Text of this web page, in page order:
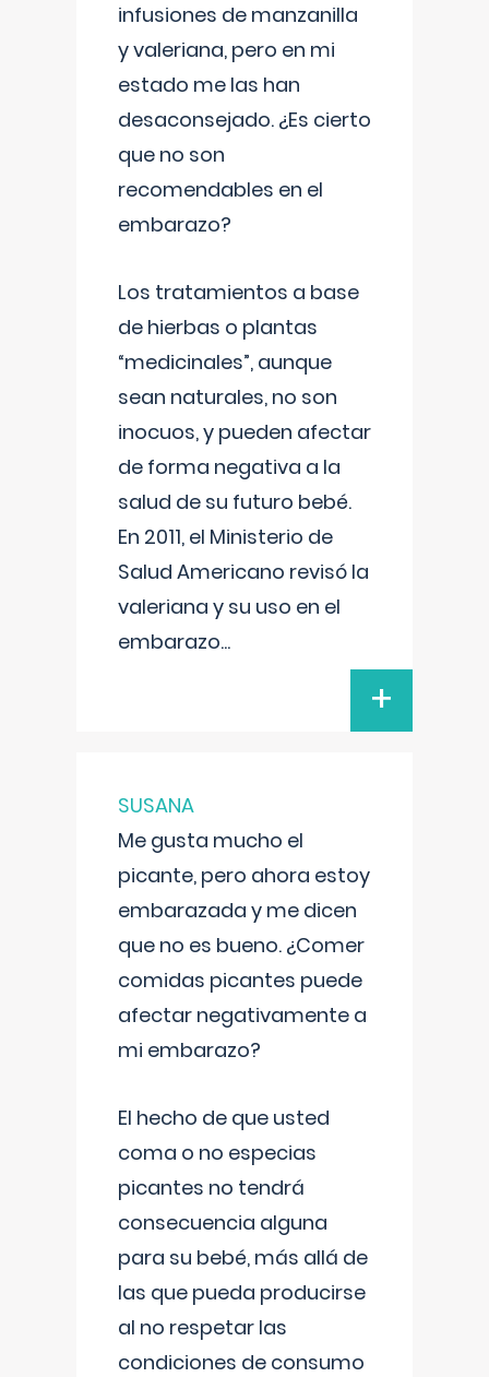
infusiones de manzanilla
y valeriana, pero en mi
estado me las han
desaconsejado. ¿Es cierto
que no son
recomendables en el
embarazo?
Los tratamientos a base
de hierbas o plantas
“medicinales”, aunque
sean naturales, no son
inocuos, y pueden afectar
de forma negativa a la
salud de su futuro bebé.
En 2011, el Ministerio de
Salud Americano revisó la
valeriana y su uso en el
embarazo...
+
SUSANA
Me gusta mucho el
picante, pero ahora estoy
embarazada y me dicen
que no es bueno. ¿Comer
comidas picantes puede
afectar negativamente a
mi embarazo?
El hecho de que usted
coma o no especias
picantes no tendrá
consecuencia alguna
para su bebé, más allá de
las que pueda producirse
al no respetar las
condiciones de consumo